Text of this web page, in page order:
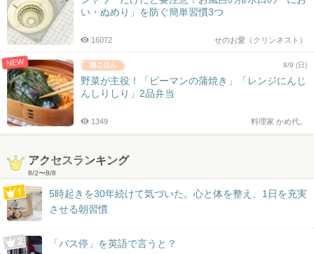
い・ぬめり」を防ぐ簡単習慣3つ
せのお愛（クリンネスト）
16072
NEW 8/9 (日)
野菜が主役！「ピーマンの蒲焼き」「レンジにんじ
んしりしり」2品弁当
料理家 かめ代。
1349
アクセスランキング
8/2〜8/8
5時起きを30年続けて気づいた。心と体を整え、1日を充実
させる朝習慣
「バス停」を英語で言うと？